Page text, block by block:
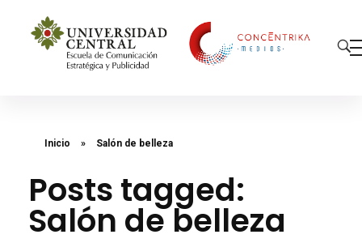
Inicio » Salón de belleza
Posts tagged:
Salón de belleza